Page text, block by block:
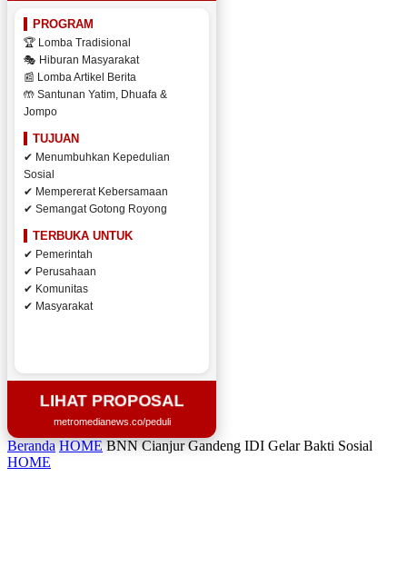
PROGRAM
🏆 Lomba Tradisional
🎭 Hiburan Masyarakat
📰 Lomba Artikel Berita
🤲 Santunan Yatim, Dhuafa &
Jompo
TUJUAN
✔ Menumbuhkan Kepedulian
Sosial
✔ Mempererat Kebersamaan
✔ Semangat Gotong Royong
TERBUKA UNTUK
✔ Pemerintah
✔ Perusahaan
✔ Komunitas
✔ Masyarakat
LIHAT PROPOSAL
metromedianews.co/peduli
Beranda HOME BNN Cianjur Gandeng IDI Gelar Bakti Sosial
HOME